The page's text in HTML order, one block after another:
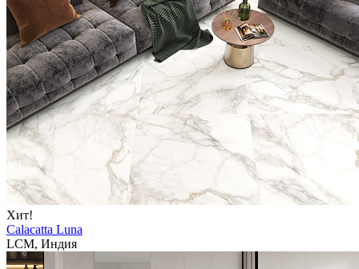
Хит!
Calacatta Luna
LCM, Индия